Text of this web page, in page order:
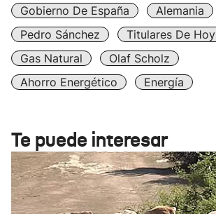
Gobierno De España
Alemania
Pedro Sánchez
Titulares De Hoy
Gas Natural
Olaf Scholz
Ahorro Energético
Energía
Te puede interesar